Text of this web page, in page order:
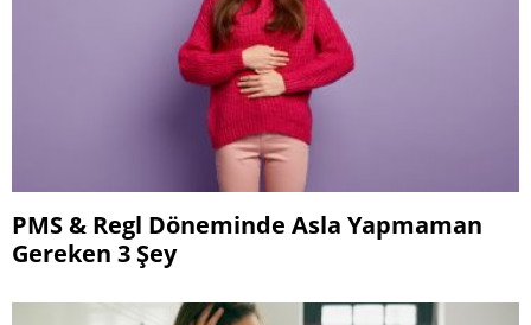
PMS & Regl Döneminde Asla Yapmaman
Gereken 3 Şey